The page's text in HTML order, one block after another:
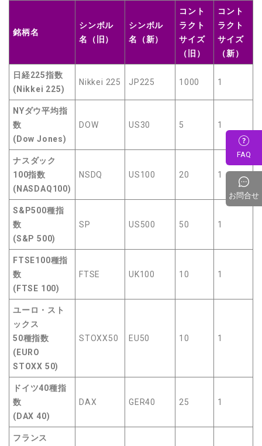
銘柄名
シンボル
名（旧）
シンボル
名（新）
コント
ラクト
サイズ
（旧）
コント
ラクト
サイズ
（新）
日経225指数
(Nikkei 225)
Nikkei 225 JP225 1000 1
NYダウ平均指
数
(Dow Jones)
DOW US30 5 1
ナスダック
100指数
(NASDAQ100)
NSDQ US100 20 1
S&P500種指
数
(S&P 500)
SP US500 50 1
FTSE100種指
数
(FTSE 100)
FTSE UK100 10 1
ユーロ・スト
ックス
50種指数
(EURO
STOXX 50)
STOXX50 EU50 10 1
ドイツ40種指
数
(DAX 40)
DAX GER40 25 1
フランス
FAQ
お問合せ